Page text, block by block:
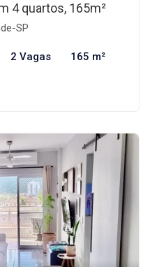
4 quartos, 165m²
SP
2 Vagas 165 m²